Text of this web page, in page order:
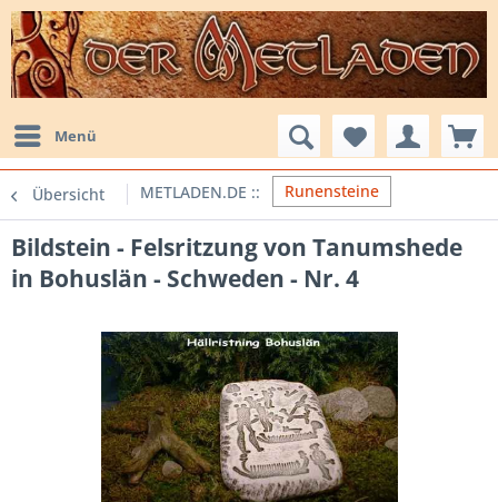
Menü
Übersicht Runensteine
Bildstein - Felsritzung von Tanumshede
in Bohuslän - Schweden - Nr. 4